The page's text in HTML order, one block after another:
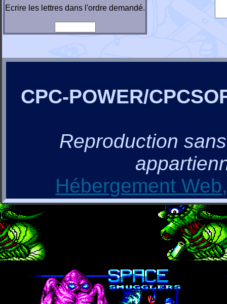
Ecrire les lettres dans l'ordre demandé.
CPC-POWER/
Reproduction
Hébergement